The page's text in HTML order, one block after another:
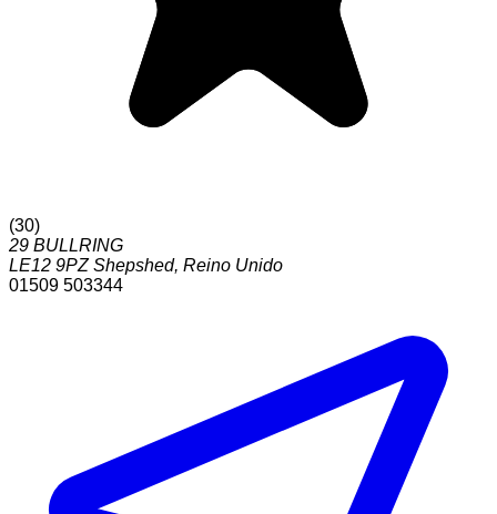
(30)
29 BULLRING
LE12 9PZ Shepshed, Reino Unido
01509 503344